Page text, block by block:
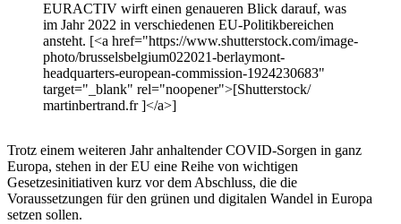
EURACTIV wirft einen genaueren Blick darauf, was
im Jahr 2022 in verschiedenen EU-Politikbereichen
ansteht. [<a href="https://www.shutterstock.com/image-
photo/brusselsbelgium022021-berlaymont-
headquarters-european-commission-1924230683"
target="_blank" rel="noopener">[Shutterstock/
martinbertrand.fr ]</a>]
Trotz einem weiteren Jahr anhaltender COVID-Sorgen in ganz
Europa, stehen in der EU eine Reihe von wichtigen
Gesetzesinitiativen kurz vor dem Abschluss, die die
Voraussetzungen für den grünen und digitalen Wandel in Europa
setzen sollen.